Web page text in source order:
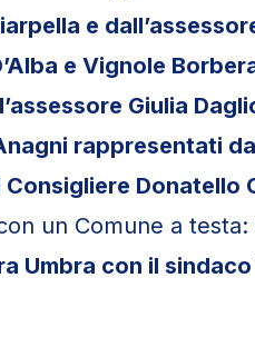
e
e Vignole
Giulia
rappresentati da
Consigliere Donatello
un Comune a testa:
Umbra con il